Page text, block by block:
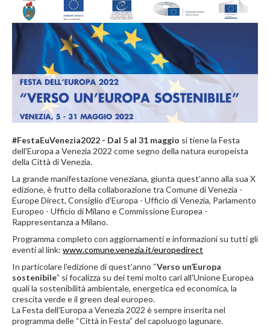
#FestaEuVenezia2022 - Dal 5 al 31 maggio si tiene la Festa
dell'Europa a Venezia 2022 come segno della natura europeista
della Città di Venezia.
La grande manifestazione veneziana, giunta quest’anno alla sua X
edizione, è frutto della collaborazione tra Comune di Venezia -
Europe Direct, Consiglio d'Europa - Ufficio di Venezia, Parlamento
Europeo - Ufficio di Milano e Commissione Europea -
Rappresentanza a Milano.
Programma completo con aggiornamenti e informazioni su tutti gli
eventi al link: www.comune.venezia.it/europedirect
In particolare l'edizione di quest'anno “Verso un’Europa
sostenibile” si focalizza su dei temi molto cari all'Unione Europea
quali la sostenibilità ambientale, energetica ed economica, la
crescita verde e il green deal europeo.
La Festa dell’Europa a Venezia 2022 è sempre inserita nel
programma delle “Città in Festa” del capoluogo lagunare.